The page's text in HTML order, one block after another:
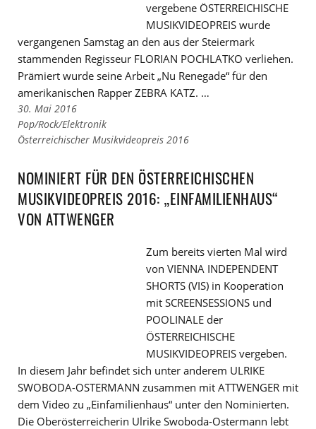
vergebene ÖSTERREICHISCHE
MUSIKVIDEOPREIS wurde
vergangenen Samstag an den aus der Steiermark
stammenden Regisseur FLORIAN POCHLATKO verliehen.
Prämiert wurde seine Arbeit „Nu Renegade“ für den
amerikanischen Rapper ZEBRA KATZ. …
30. Mai 2016
Links
zu
Kategorien
Pop/Rock/Elektronik
Links
den
Tags
Österreichischer Musikvideopreis 2016
NOMINIERT FÜR DEN ÖSTERREICHISCHEN
MUSIKVIDEOPREIS 2016: „EINFAMILIENHAUS“
VON ATTWENGER
Zum bereits vierten Mal wird
von VIENNA INDEPENDENT
SHORTS (VIS) in Kooperation
mit SCREENSESSIONS und
POOLINALE der
ÖSTERREICHISCHE
MUSIKVIDEOPREIS vergeben.
In diesem Jahr befindet sich unter anderem ULRIKE
SWOBODA-OSTERMANN zusammen mit ATTWENGER mit
dem Video zu „Einfamilienhaus“ unter den Nominierten.
Die Oberösterreicherin Ulrike Swoboda-Ostermann lebt